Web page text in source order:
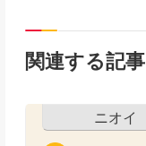
関連する記事
ニオイ